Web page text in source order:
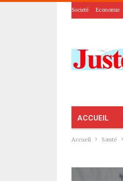
Societé Economie
ACCUEIL
Accueil Santé